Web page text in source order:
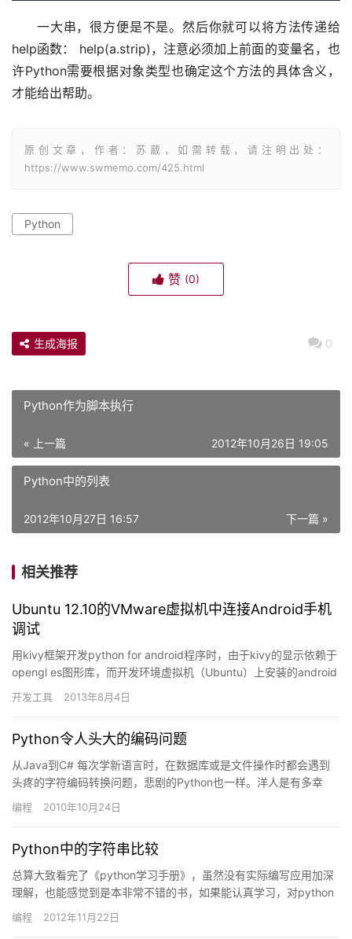
一大串，很方便是不是。然后你就可以将方法传递给
help函数： help(a.strip)，注意必须加上前面的变量名，也
许Python需要根据对象类型也确定这个方法的具体含义，
才能给出帮助。
原创文章，作者：苏葳，如需转载，请注明出处：
https://www.swmemo.com/425.html
Python
赞 (0)
0
生成海报
Python作为脚本执行
« 上一篇 2012年10月26日 19:05
Python中的列表
下一篇 »
2012年10月27日 16:57
相关推荐
Ubuntu 12.10的VMware虚拟机中连接Android手机
调试
用kivy框架开发python for android程序时，由于kivy的显示依赖于
opengl es图形库，而开发环境虚拟机（Ubuntu）上安装的android
虚拟机设定使用…
开发工具 2013年8月4日
Python令人头大的编码问题
从Java到C# 每次学新语言时，在数据库或是文件操作时都会遇到
头疼的字符编码转换问题，悲剧的Python也一样。洋人是有多幸
福，英文的代码语句，英文的文档，不用知道什么是输入法，…
编程 2010年10月24日
Python中的字符串比较
总算大致看完了《python学习手册》，虽然没有实际编写应用加深
理解，也能感觉到是本非常不错的书，如果能认真学习，对python
语言，甚至一些更通用的编程思想能有很大的提高。对于字…
编程 2012年11月22日